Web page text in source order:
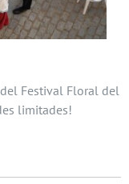
Festival Floral del
limitades!